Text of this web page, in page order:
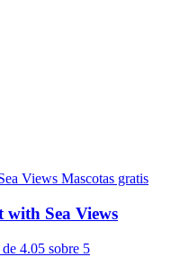
Mascotas gratis
Sea Views
4.05 sobre 5